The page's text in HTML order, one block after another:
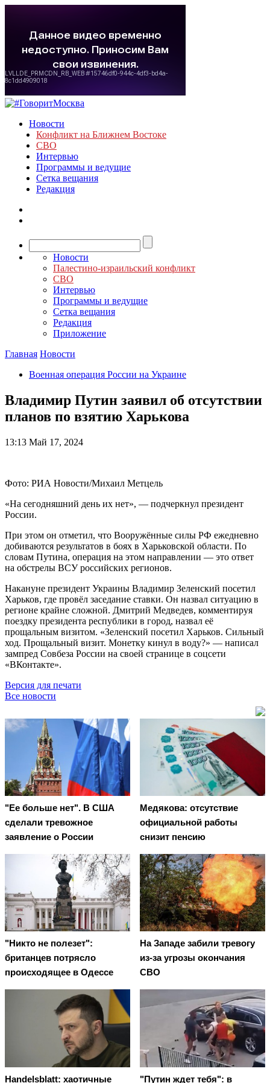
Новости
Конфликт на Ближнем Востоке
СВО
Интервью
Программы и ведущие
Сетка вещания
Редакция
Новости
Палестино-израильский конфликт
СВО
Интервью
Программы и ведущие
Сетка вещания
Редакция
Приложение
Главная Новости
Военная операция России на Украине
Владимир Путин заявил об отсутствии
планов по взятию Харькова
13:13 Май 17, 2024
Фото: РИА Новости/Михаил Метцель
«На сегодняшний день их нет», — подчеркнул президент
России.
При этом он отметил, что Вооружённые силы РФ ежедневно
добиваются результатов в боях в Харьковской области. По
словам Путина, операция на этом направлении — это ответ
на обстрелы ВСУ российских регионов.
Накануне президент Украины Владимир Зеленский посетил
Харьков, где провёл заседание ставки. Он назвал ситуацию в
регионе крайне сложной. Дмитрий Медведев, комментируя
поездку президента республики в город, назвал её
прощальным визитом. «Зеленский посетил Харьков. Сильный
ход. Прощальный визит. Монетку кинул в воду?» — написал
зампред Совбеза России на своей странице в соцсети
«ВКонтакте».
Версия для печати
Все новости
"Ее больше нет". В США
сделали тревожное
заявление о России
Медякова: отсутствие
официальной работы
снизит пенсию
"Никто не полезет":
британцев потрясло
происходящее в Одессе
На Западе забили тревогу
из-за угрозы окончания
СВО
Handelsblatt: хаотичные "Путин ждет тебя": в